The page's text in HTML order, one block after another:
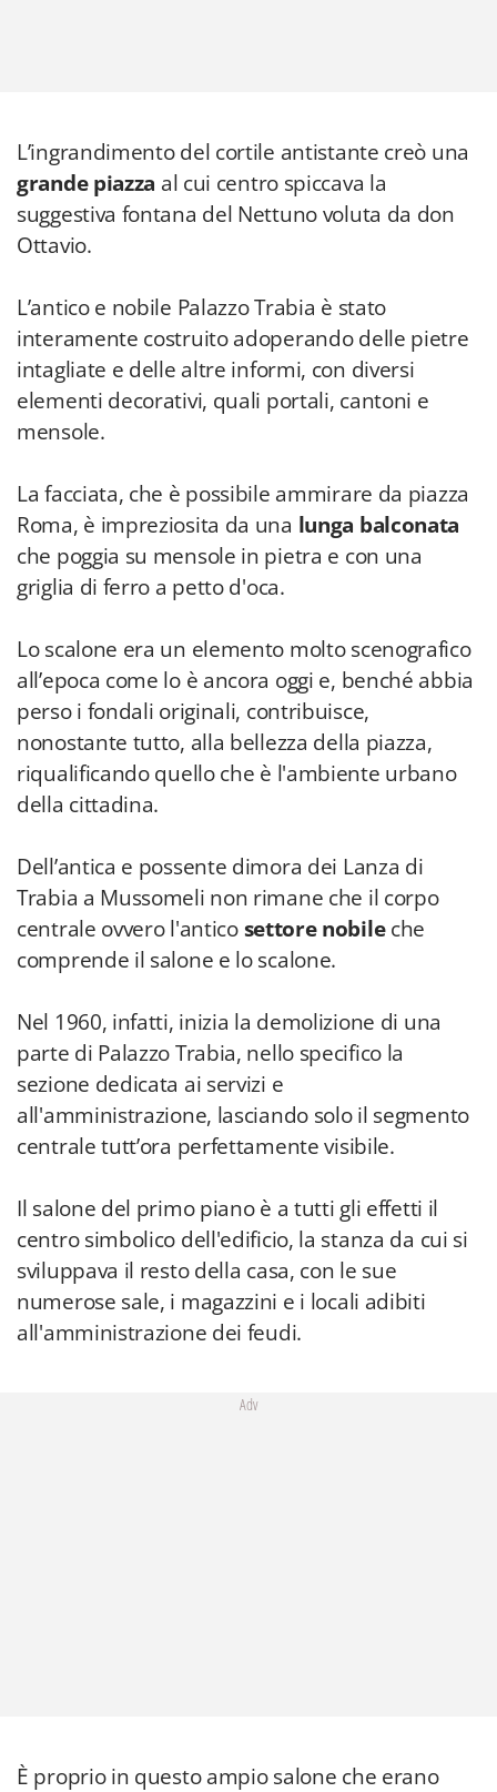
L’ingrandimento del cortile antistante creò una
grande piazza al cui centro spiccava la
suggestiva fontana del Nettuno voluta da don
Ottavio.
L’antico e nobile Palazzo Trabia è stato
interamente costruito adoperando delle pietre
intagliate e delle altre informi, con diversi
elementi decorativi, quali portali, cantoni e
mensole.
La facciata, che è possibile ammirare da piazza
Roma, è impreziosita da una lunga balconata
che poggia su mensole in pietra e con una
griglia di ferro a petto d'oca.
Lo scalone era un elemento molto scenografico
all’epoca come lo è ancora oggi e, benché abbia
perso i fondali originali, contribuisce,
nonostante tutto, alla bellezza della piazza,
riqualificando quello che è l'ambiente urbano
della cittadina.
Dell’antica e possente dimora dei Lanza di
Trabia a Mussomeli non rimane che il corpo
centrale ovvero l'anticosettore nobileche
comprende il salone e lo scalone.
Nel 1960, infatti, inizia la demolizione di una
parte di Palazzo Trabia, nello specifico la
sezione dedicata ai servizi e
all'amministrazione, lasciando solo il segmento
centrale tutt’ora perfettamente visibile.
Il salone del primo piano è a tutti gli effetti il
centro simbolico dell'edificio, la stanza da cui si
sviluppava il resto della casa, con le sue
numerose sale, i magazzini e i locali adibiti
all'amministrazione dei feudi.
Adv
È proprio in questo ampio salone che erano